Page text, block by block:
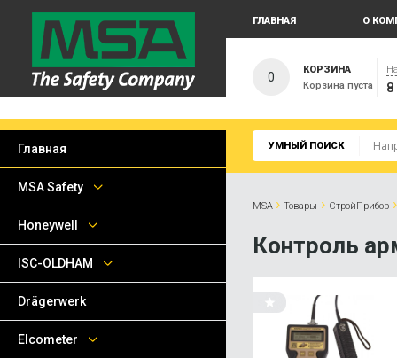
ГЛАВНАЯ О
0
КОРЗИНА
Корзина пуста
УМНЫЙ ПОИСК
MSA › Товары › СтройПрибор
Контроль
Главная
MSA Safety
Honeywell
ISC-OLDHAM
Drägerwerk
Elcometer